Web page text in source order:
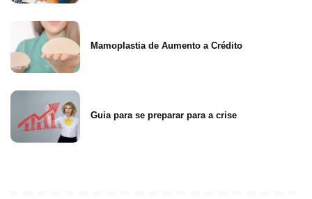
Mamoplastia de Aumento a Crédito
Guia para se preparar para a crise